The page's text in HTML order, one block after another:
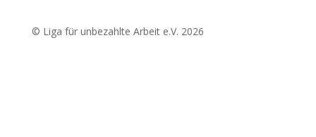
© Liga für unbezahlte Arbeit e.V. 2026